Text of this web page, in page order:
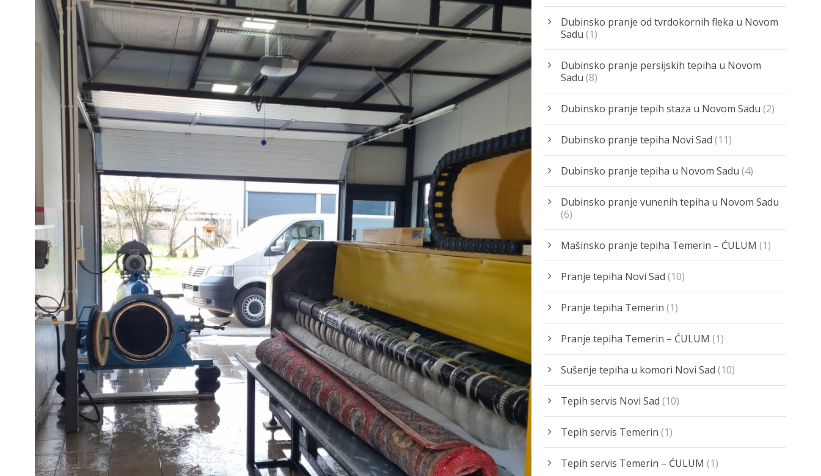
Dubinsko pranje od tvrdokornih fleka u Novom
Sadu (1)
Dubinsko pranje persijskih tepiha u Novom
Sadu (8)
Dubinsko pranje tepih staza u Novom Sadu (2)
Dubinsko pranje tepiha Novi Sad (11)
Dubinsko pranje tepiha u Novom Sadu (4)
Dubinsko pranje vunenih tepiha u Novom Sadu
(6)
Mašinsko pranje tepiha Temerin – ĆULUM (1)
Pranje tepiha Novi Sad (10)
Pranje tepiha Temerin (1)
Pranje tepiha Temerin – ĆULUM (1)
Sušenje tepiha u komori Novi Sad (10)
Tepih servis Novi Sad (10)
Tepih servis Temerin (1)
Tepih servis Temerin – ĆULUM (1)